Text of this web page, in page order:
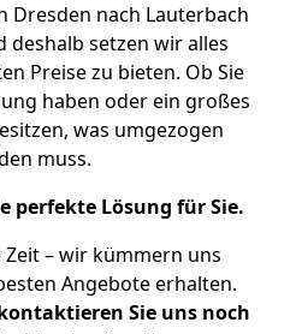
Dresden nach Lauterbach
deshalb setzen wir alles
Preise zu bieten. Ob Sie
haben oder ein großes
was umgezogen
muss.
perfekte Lösung für Sie.
Zeit – wir kümmern uns
Angebote erhalten.
Sie uns noch